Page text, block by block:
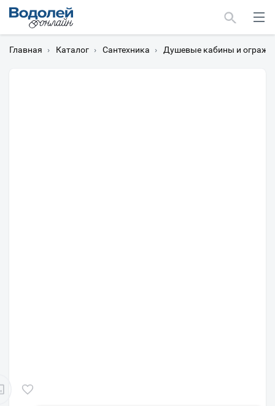
Главная › Каталог › Сантехника › Душевые кабины и